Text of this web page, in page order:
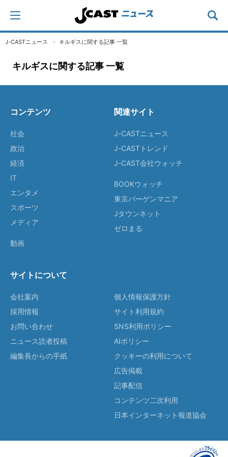
J-CASTニュース キルギスに関する記事 一覧
キルギスに関する記事 一覧
コンテンツ
社会
政治
経済
IT
エンタメ
スポーツ
メディア
動画
関連サイト
J-CASTニュース
J-CASTトレンド
J-CAST会社ウォッチ
BOOKウォッチ
東京バーゲンマニア
Jタウンネット
ゼロまる
サイトについて
会社案内
採用情報
お問い合わせ
ニュース読者投稿
編集長からの手紙
個人情報保護方針
サイト利用規約
SNS利用ポリシー
AIポリシー
クッキーの利用について
広告掲載
記事配信
コンテンツ二次利用
日本インターネット報道協会